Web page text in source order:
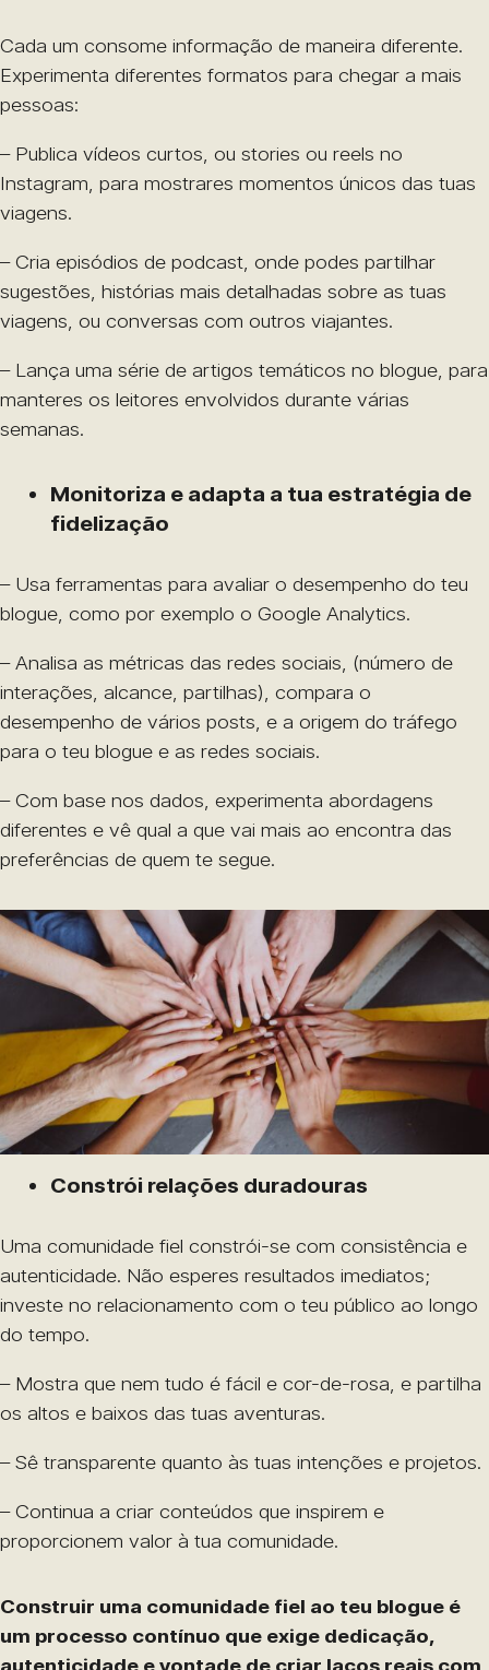
Cada um consome informação de maneira diferente.
Experimenta diferentes formatos para chegar a mais
pessoas:
– Publica vídeos curtos, ou stories ou reels no
Instagram, para mostrares momentos únicos das tuas
viagens.
– Cria episódios de podcast, onde podes partilhar
sugestões, histórias mais detalhadas sobre as tuas
viagens, ou conversas com outros viajantes.
– Lança uma série de artigos temáticos no blogue, para
manteres os leitores envolvidos durante várias
semanas.
Monitoriza e adapta a tua estratégia de
fidelização
– Usa ferramentas para avaliar o desempenho do teu
blogue, como por exemplo o Google Analytics.
– Analisa as métricas das redes sociais, (número de
interações, alcance, partilhas), compara o
desempenho de vários posts, e a origem do tráfego
para o teu blogue e as redes sociais.
– Com base nos dados, experimenta abordagens
diferentes e vê qual a que vai mais ao encontra das
preferências de quem te segue.
Constrói relações duradouras
Uma comunidade fiel constrói-se com consistência e
autenticidade. Não esperes resultados imediatos;
investe no relacionamento com o teu público ao longo
do tempo.
– Mostra que nem tudo é fácil e cor-de-rosa, e partilha
os altos e baixos das tuas aventuras.
– Sê transparente quanto às tuas intenções e projetos.
– Continua a criar conteúdos que inspirem e
proporcionem valor à tua comunidade.
Construir uma comunidade fiel ao teu blogue é
um processo contínuo que exige dedicação,
autenticidade e vontade de criar laços reais com